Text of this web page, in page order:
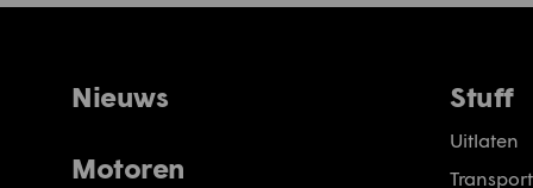
Nieuws
Motoren
Stuff
Uitlaten
Transport